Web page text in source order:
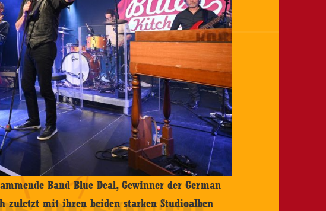
Band Blue Deal, Gewinner der German
zuletzt mit ihren beiden starken Studioalben